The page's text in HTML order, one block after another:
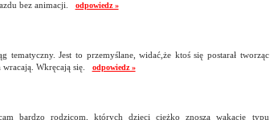
bez animacji. odpowiedz »
tematyczny. Jest to przemyślane, widać,że ktoś się postarał tworząc
wracają. Wkręcają się. odpowiedz »
bardzo rodzicom, których dzieci ciężko znoszą wakacje typu